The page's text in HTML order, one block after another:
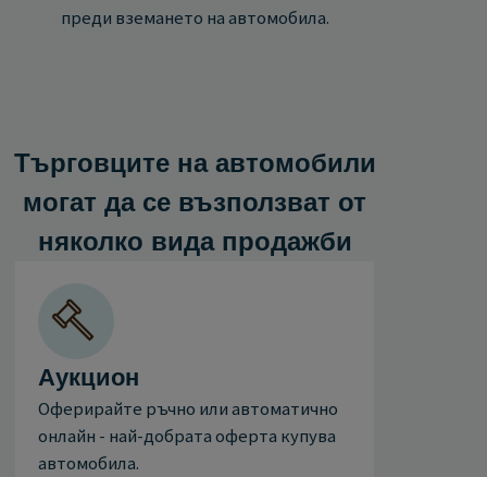
преди вземането на автомобила.
Търговците на автомобили
могат да се възползват от
няколко вида продажби
Аукцион
Оферирайте ръчно или автоматично
онлайн - най-добрата оферта купува
автомобила.